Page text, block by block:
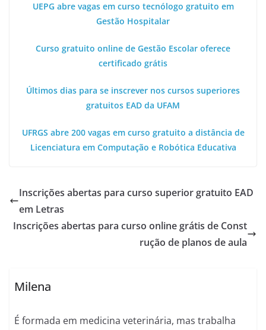
UEPG abre vagas em curso tecnólogo gratuito em
Gestão Hospitalar
Curso gratuito online de Gestão Escolar oferece
certificado grátis
Últimos dias para se inscrever nos cursos superiores
gratuitos EAD da UFAM
UFRGS abre 200 vagas em curso gratuito a distância de
Licenciatura em Computação e Robótica Educativa
Inscrições abertas para curso superior gratuito EAD
em Letras
Inscrições abertas para curso online grátis de Const
rução de planos de aula
Milena
É formada em medicina veterinária, mas trabalha